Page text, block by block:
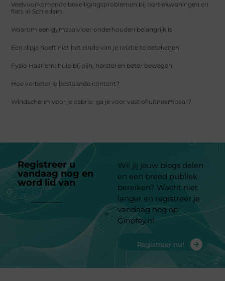
Veelvoorkomende beveiligingsproblemen bij portiekwoningen en
flats in Schiedam
Waarom een gymzaalvloer onderhouden belangrijk is
Een dipje hoeft niet het einde van je relatie te betekenen
Fysio Haarlem: hulp bij pijn, herstel en beter bewegen
Hoe verbeter je bestaande content?
Windscherm voor je cabrio: ga je voor vast of uitneembaar?
Registreer u
vandaag nog en
word lid van
platform
Wil jij jouw blogs delen
en een breed publiek
bereiken? Wacht niet
langer en registreer je
vandaag nog op
Ginofey.nl
Registreer nu!